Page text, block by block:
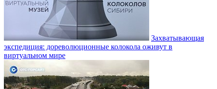
Захватывающая
экспедиция: дореволюционные колокола оживут в
виртуальном мире